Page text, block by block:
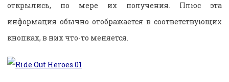
открылись, по мере их получения. Плюс эта
информация обычно отображается в соответствующих
кнопках, в них что-то меняется.